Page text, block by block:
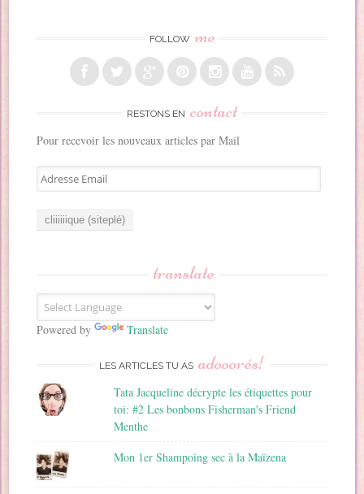
FOLLOW me
RESTONS EN contact
Pour recevoir les nouveaux articles par Mail
A
d
E
m
a
translate
Powered by Translate
LES ARTICLES TU AS adooorés!
Tata Jacqueline décrypte les étiquettes pour
toi: #2 Les bonbons Fisherman's Friend
Menthe
Mon 1er Shampoing sec à la Maïzena